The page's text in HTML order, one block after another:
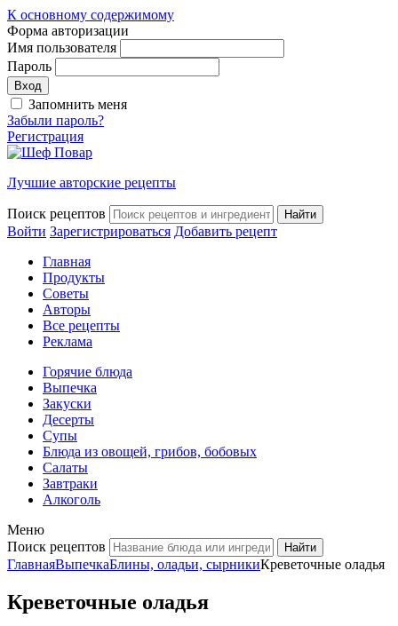
К основному содержимому
Форма авторизации
Имя пользователя
Пароль
Запомнить меня
Забыли пароль?
Регистрация
Лучшие авторские рецепты
Поиск рецептов
Войти Зарегистрироваться Добавить рецепт
Главная
Продукты
Советы
Авторы
Все рецепты
Реклама
Горячие блюда
Выпечка
Закуски
Десерты
Супы
Блюда из овощей, грибов, бобовых
Салаты
Завтраки
Алкоголь
Меню
Поиск рецептов
ГлавнаяВыпечкаБлины, оладьи, сырникиКреветочные оладья
Креветочные оладья